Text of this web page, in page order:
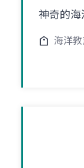
神奇的海
海洋教